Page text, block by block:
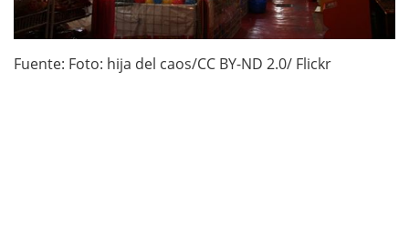
Fuente: Foto: hija del caos/CC BY-ND 2.0/ Flickr